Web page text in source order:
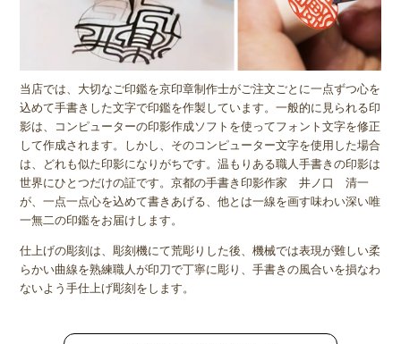
当店では、大切なご印鑑を京印章制作士がご注文ごとに一点ずつ心を
込めて手書きした文字で印鑑を作製しています。一般的に見られる印
影は、コンピューターの印影作成ソフトを使ってフォント文字を修正
して作成されます。しかし、そのコンピューター文字を使用した場合
は、どれも似た印影になりがちです。温もりある職人手書きの印影は
世界にひとつだけの証です。京都の手書き印影作家 井ノ口 清一
が、一点一点心を込めて書きあげる、他とは一線を画す味わい深い唯
一無二の印鑑をお届けします。
仕上げの彫刻は、彫刻機にて荒彫りした後、機械では表現が難しい柔
らかい曲線を熟練職人が印刀で丁寧に彫り、手書きの風合いを損なわ
ないよう手仕上げ彫刻をします。